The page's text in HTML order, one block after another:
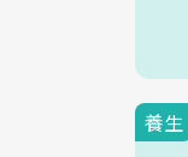
養生